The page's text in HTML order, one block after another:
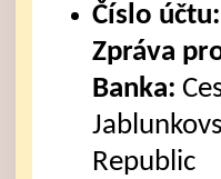
Číslo účtu:
Zpráva
Banka:
Republic